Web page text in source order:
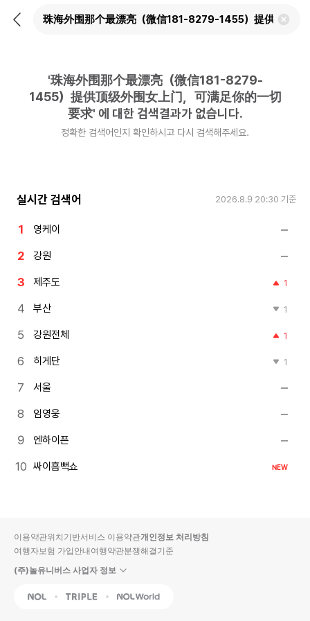
뒤
검
'珠海外围那个最漂亮（微信181-8279-
1455）提供顶级外围女上门，可满足你的一切
要求' 에 대한 검색결과가 없습니다.
정확한 검색어인지 확인하시고 다시 검색해주세요.
실시간 검색어 2026.8.9 20:30 기준
영케이
강원
제주도 1
부산 1
강원전체 1
히게단 1
서울
임영웅
엔하이픈
싸이흠뻑쇼 NEW
이용약관위치기반서비스 이용약관개인정보 처리방침
여행자보험 가입안내여행약관분쟁해결기준
(주)놀유니버스 사업자 정보
NOL Triple Interpark Global